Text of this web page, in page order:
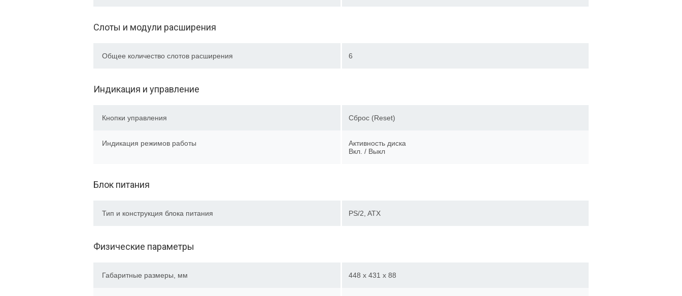
Слоты и модули расширения
Общее количество слотов расширения 6
Индикация и управление
Кнопки управления Сброс (Reset)
Индикация режимов работы
Активность диска
Вкл. / Выкл
Блок питания
Тип и конструкция блока питания PS/2, ATX
Физические параметры
Габаритные размеры, мм 448 x 431 x 88